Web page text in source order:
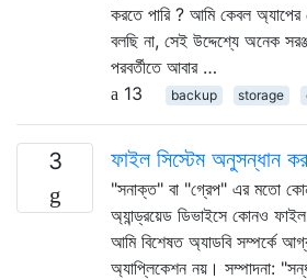
করতে পারি ? আমি কেবল
বলছি না, সেই উদ্দেশ্যে অনেক
পরবর্তীতে আবার …
13
backup storage
3 ফাইল সিস্টেম অনুসন্ধান
"সনাক্ত" বা "গ্রেপ" এর মতো
অ্যান্ড্রয়েড ডিভাইসে কোনও
আমি বিশেষত অ্যাডবি সম্পর্কে
অ্যাপ্লিকেশন নয়। সম্পাদনা: